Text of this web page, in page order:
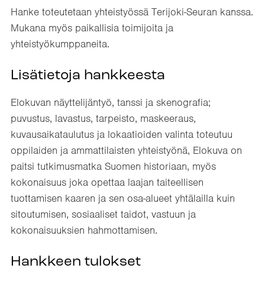
Hanke toteutetaan yhteistyössä Terijoki-Seuran kanssa.
Mukana myös paikallisia toimijoita ja
yhteistyökumppaneita.
Lisätietoja hankkeesta
Elokuvan näyttelijäntyö, tanssi ja skenografia;
puvustus, lavastus, tarpeisto, maskeeraus,
kuvausaikataulutus ja lokaatioiden valinta toteutuu
oppilaiden ja ammattilaisten yhteistyönä, Elokuva on
paitsi tutkimusmatka Suomen historiaan, myös
kokonaisuus joka opettaa laajan taiteellisen
tuottamisen kaaren ja sen osa-alueet yhtälailla kuin
sitoutumisen, sosiaaliset taidot, vastuun ja
kokonaisuuksien hahmottamisen.
Hankkeen tulokset